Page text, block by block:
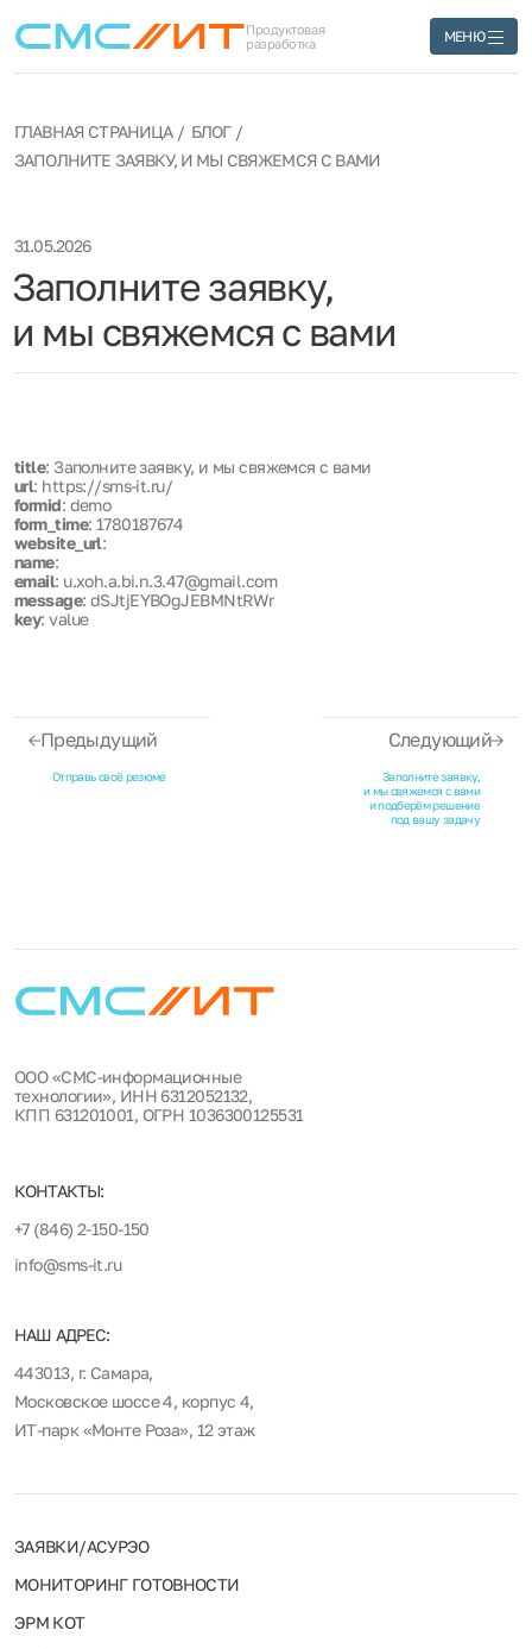
Продуктовая
разработка
МЕНЮ
ГЛАВНАЯ СТРАНИЦА
БЛОГ
ЗАПОЛНИТЕ ЗАЯВКУ, И МЫ СВЯЖЕМСЯ С ВАМИ
Заполните заявку,
и мы свяжемся с вами
31.05.2026
title: Заполните заявку, и мы свяжемся с вами
url: https://sms-it.ru/
formid: demo
form_time: 1780187674
website_url:
name:
email: u.xoh.a.bi.n.3.47@gmail.com
message: dSJtjEYBOgJEBMNtRWr
key: value
Предыдущий
Отправь своё резюме
Следующий
Заполните заявку,
и мы свяжемся с вами
и подберём решение
под вашу задачу
ООО «СМС-информационные
технологии», ИНН 6312052132,
КПП 631201001, ОГРН 1036300125531
КОНТАКТЫ:
+7 (846) 2-150-150
info@sms-it.ru
НАШ АДРЕС:
443013, г. Самара,
Московское шоссе 4, корпус 4,
ИТ-парк «Монте Роза», 12 этаж
ЗАЯВКИ/АСУРЭО
МОНИТОРИНГ ГОТОВНОСТИ
ЭРМ КОТ